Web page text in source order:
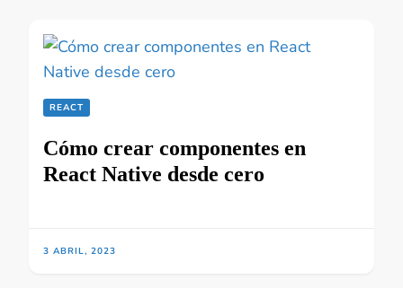
REACT
Cómo crear componentes en
React Native desde cero
3 ABRIL, 2023